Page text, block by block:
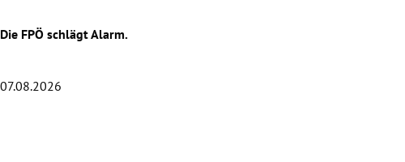
Die FPÖ schlägt Alarm.
07.08.2026